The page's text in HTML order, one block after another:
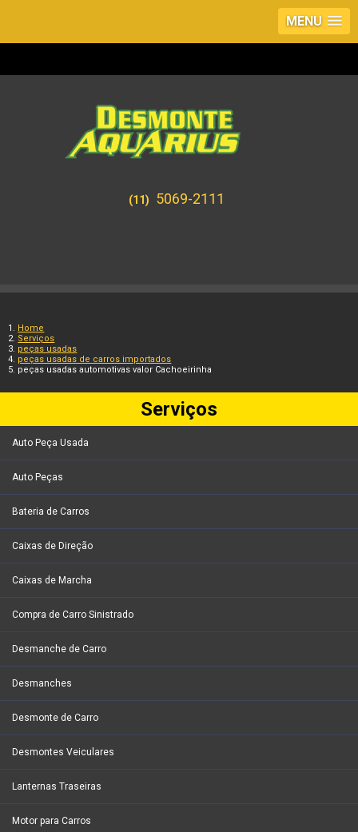
MENU
(11) 5069-2111
Home
Serviços
peças usadas
peças usadas de carros importados
peças usadas automotivas valor Cachoeirinha
Serviços
Auto Peça Usada
Auto Peças
Bateria de Carros
Caixas de Direção
Caixas de Marcha
Compra de Carro Sinistrado
Desmanche de Carro
Desmanches
Desmonte de Carro
Desmontes Veiculares
Lanternas Traseiras
Motor para Carros